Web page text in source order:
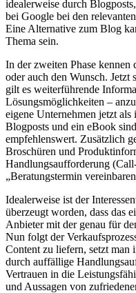
idealerweise durch
bei Google bei den
Eine Alternative zum Blog
Thema sein.
In der zweiten Phase kennen
oder auch den Wunsch.
gilt es weiterführende
Lösungsmöglichkeiten –
eigene Unternehmen jetzt als
Blogposts und ein eBook
empfehlenswert. Zusätzlich
Broschüren und
Handlungsaufforderung
„Beratungstermin
Idealerweise ist der
überzeugt worden, dass das
Anbieter mit der genau für
Nun folgt der
Content zu liefern, setzt man
durch auffällige
Vertrauen in die
und Aussagen von